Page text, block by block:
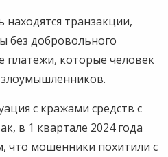
транзакции,
без добровольного
платежи, которые человек
с кражами средств с
в 1 квартале 2024 года
что мошенники похитили с